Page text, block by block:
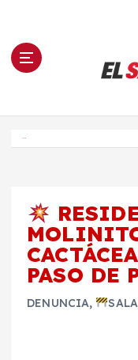
n El
PASO DE
DENUNCIA,